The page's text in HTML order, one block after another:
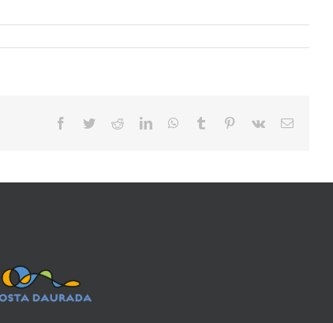
Facebook
TwitterRedditLinkedInWhatsApp
Tumblr Pinterest
Vk Email: